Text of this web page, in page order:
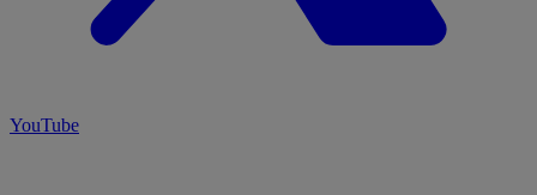
YouTube